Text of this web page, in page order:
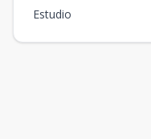
Estudio